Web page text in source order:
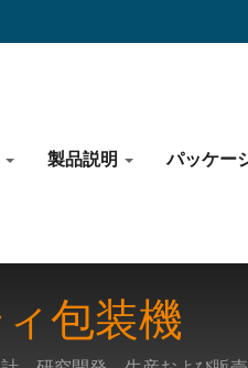
製品説明 パッケー
包装機